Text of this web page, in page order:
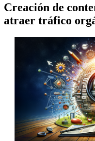
Creación de
atraer tráfico